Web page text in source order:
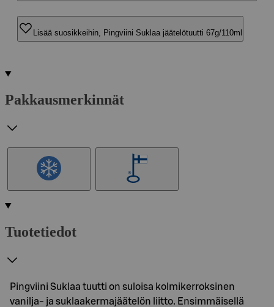
Lisää suosikkeihin, Pingviini Suklaa jäätelötuutti 67g/110ml
Pakkausmerkinnät
Tuotetiedot
Pingviini Suklaa tuutti on suloisa kolmikerroksinen
vanilja- ja suklaakermajäätelön liitto. Ensimmäisellä